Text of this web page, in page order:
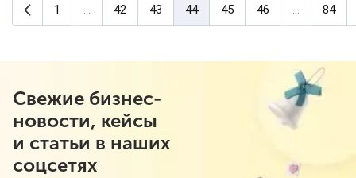
Предыдущая страница
1 42 43 44 45 46 84
Свежие бизнес-
новости, кейсы
и статьи в наших
соцсетях